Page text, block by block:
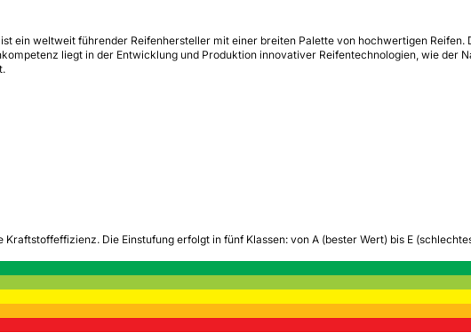
ein weltweit führender Reifenhersteller mit einer breiten Palette von hochwertigen
liegt in der Entwicklung und Produktion innovativer Reifentechnologien, wie der
Kraftstoffeffizienz. Die Einstufung erfolgt in fünf Klassen: von A (bester Wert) bis E